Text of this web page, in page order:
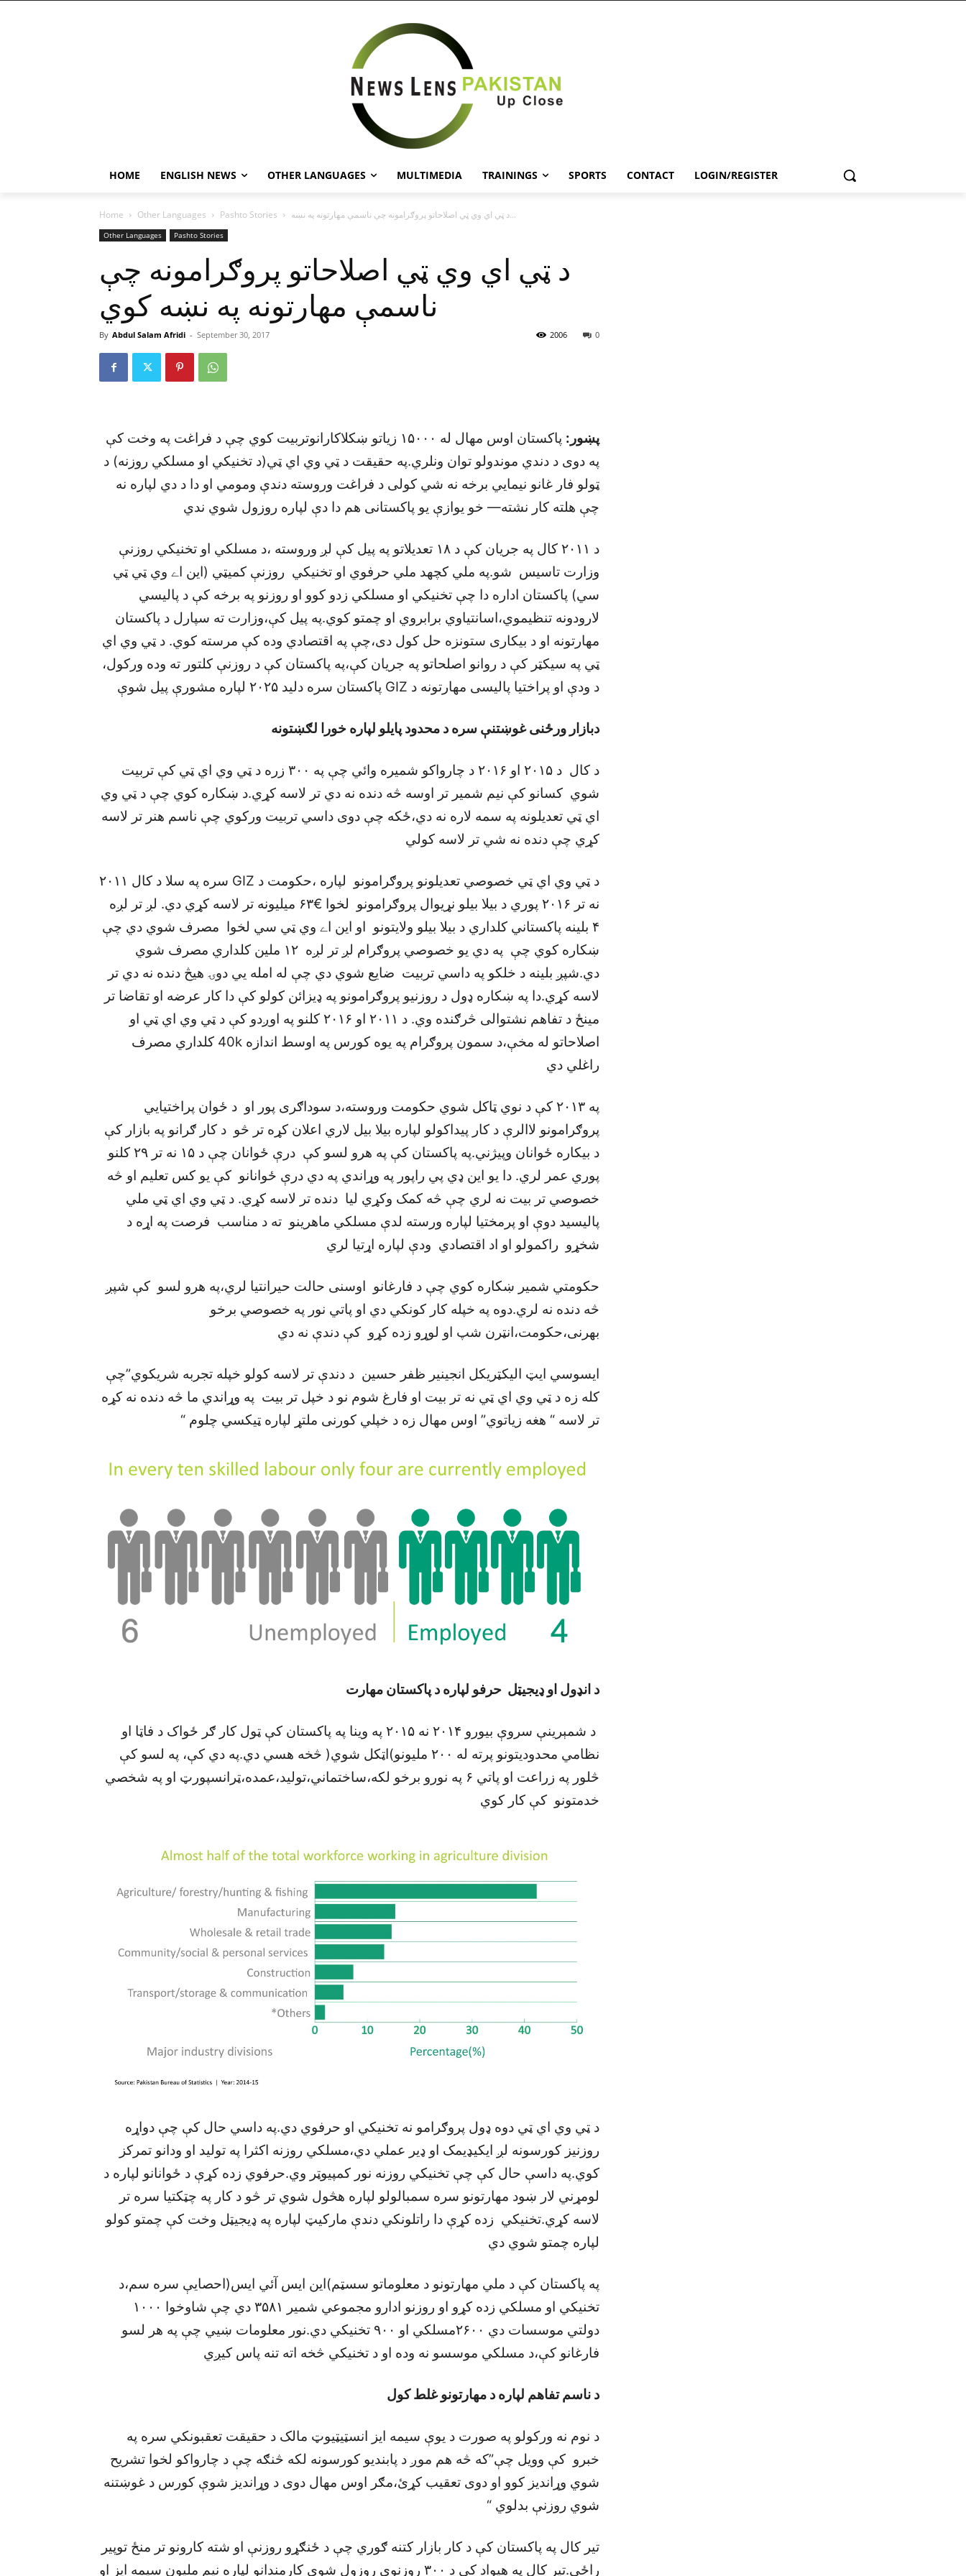
HOME ENGLISH NEWS OTHER LANGUAGES MULTIMEDIA TRAININGS SPORTS CONTACT LOGIN/REGISTER
Home Other Languages Pashto Stories د ټي اي وي ټي اصلاحاتو پروګرامونه چې ناسمې مهارتونه په نښه...
Other Languages Pashto Stories
د ټي اي وي ټي اصلاحاتو پروګرامونه چې
ناسمې مهارتونه په نښه کوي
By Abdul Salam Afridi - September 30, 2017 0
2006
پښور:
پاکستان اوس مهال له ۱۵۰۰۰ زياتو ښکلاکارانوتربيت کوي چې د فراغت په وخت کې
په دوی د دندي موندولو توان ونلري.په حقيقت د ټي وي اي ټي(د تخنيکي او مسلکي روزنه) د
ټولو فار غانو نيمايي برخه نه شي کولی د فراغت وروسته دندې ومومي او دا د دي لپاره نه
چې هلته کار نشته— خو يوازې يو پاکستانی هم دا دې لپاره روزول شوي ندي
د ۲۰۱۱ کال په جريان کې د ۱۸ تعديلاتو په پيل کې لږ وروسته ،د مسلکي او تخنيکي روزنې
وزارت تاسيس شو.په ملي کچهد ملي حرفوي او تخنيکي روزنې کميټي (اين اے وي ټي ټي
سي) پاکستان اداره دا چې تخنيکي او مسلکي زدو کوو او روزنو په برخه کې د پاليسي
لارودونه تنظيموي،اسانتياوي برابروي او چمتو کوي.په پيل کې،وزارت ته سپارل د پاکستان
مهارتونه او د بيکاری ستونزه حل کول دی،چې په اقتصادي وده کې مرسته کوي. د ټي وي اي
ټي په سيکټر کې د روانو اصلحاتو په جريان کې،په پاکستان کې د روزنې کلتور ته وده ورکول،
د ودې او پراختيا پاليسی مهارتونه د GIZ پاکستان سره دليد ۲۰۲۵ لپاره مشورې پيل شوې
دبازار ورځنی غوښتنې سره د محدود پايلو لپاره خورا لګښتونه
د کال د ۲۰۱۵ او ۲۰۱۶ د چارواکو شميره وائي چې په ۳۰۰ زره د ټي وي اي ټي کې تربيت
شوي کسانو کې نيم شمير تر اوسه څه دنده نه دي تر لاسه کړي.د ښکاره کوي چې د ټي وي
اي ټي تعديلونه په سمه لاره نه دي،ځکه چې دوی داسي تربيت ورکوي چې ناسم هنر تر لاسه
کړي چې دنده نه شي تر لاسه کولي
د ټي وي اي ټي خصوصي تعديلونو پروګرامونو لپاره ،حکومت د GIZ سره په سلا د کال ۲۰۱۱
نه تر ۲۰۱۶ پوري د بيلا بيلو نړيوال پروګرامونو لخوا €۶۳ ميليونه تر لاسه کړي دي. لږ تر لږه
۴ بلينه پاکستاني کلداري د بيلا بيلو ولايتونو او اين اے وي ټي سي لخوا مصرف شوي دي چې
ښکاره کوي چې په دي يو خصوصي پروګرام لږ تر لږه ۱۲ ملين کلداري مصرف شوي
دي.شپږ بلينه د خلکو په داسي تربيت ضايع شوي دي چې له امله يي دوۍ هيڅ دنده نه دي تر
لاسه کړي.دا په ښکاره ډول د روزنيو پروګرامونو په ډيزائن کولو کې دا کار عرضه او تقاضا تر
مينځ د تفاهم نشتوالی څرګنده وي. د ۲۰۱۱ او ۲۰۱۶ کلنو په اوږدو کې د ټي وي اي ټي او
اصلاحاتو له مخې،د سمون پروګرام په يوه کورس په اوسط اندازه 40k کلداري مصرف
راغلي دي
په ۲۰۱۳ کې د نوي ټاکل شوي حکومت وروسته،د سوداګری پور او د ځوان پراختيايي
پروګرامونو لاالرې د کار پيداکولو لپاره بيلا بيل لاري اعلان کړه تر څو د کار ګرانو په بازار کې
د بيکاره ځوانان وپيژني.په پاکستان کې په هرو لسو کې درې ځوانان چې د ۱۵ نه تر ۲۹ کلنو
پوري عمر لري. دا يو اين ډي پي راپور په وړاندي په دي درې ځوانانو کې يو کس تعليم او څه
خصوصي تر بيت نه لري چې څه کمک وکړي ليا دنده تر لاسه کړي. د ټي وي اي ټي ملي
پاليسيد دوې او پرمختيا لپاره ورسته لدې مسلکي ماهرينو ته د مناسب فرصت په اړه د
شخړو راکمولو او اد اقتصادي ودې لپاره اړتيا لري
حکومتي شمير ښکاره کوي چې د فارغانو اوسنی حالت حيرانتيا لري،په هرو لسو کې شپږ
څه دنده نه لري.دوه په خپله کار کونکي دي او پاتي نور په خصوصي برخو
بهرنی،حکومت،انټرن شپ او لوړو زده کړو کې دندې نه دي
ايسوسي ايټ اليکټريکل انجينير ظفر حسين د دندې تر لاسه کولو خپله تجربه شريکوي”چې
کله زه د ټي وي اي ټي نه تر بيت او فارغ شوم نو د خپل تر بيت په وړاندي ما څه دنده نه کړه
تر لاسه “ هغه زياتوي” اوس مهال زه د خپلي کورنی ملتړ لپاره ټيکسي چلوم “
د انډول او ډيجيټل حرفو لپاره د پاکستان مهارت
د شمېرينې سروې بيورو ۲۰۱۴ نه ۲۰۱۵ په وينا په پاکستان کې ټول کار ګر ځواک د فاټا او
نظامي محدوديتونو پرته له ۲۰۰ مليونو)اټکل شوي( څخه هسي دي.په دي کې، په لسو کې
څلور په زراعت او پاتي ۶ په نورو برخو لکه،ساختماني،توليد،عمده،ټرانسپورټ او په شخصي
خدمتونو کې کار کوي
د ټي وي اي ټي دوه ډول پروګرامو نه تخنيکي او حرفوي دي.په داسي حال کې چې دواړه
روزنيز کورسونه لږ ايکيډيمک او ډير عملي دي،مسلکي روزنه اکثرا په توليد او ودانو تمرکز
کوي.په داسې حال کې چې تخنيکي روزنه نور کمپيوټر وي.حرفوي زده کړې د ځوانانو لپاره د
لومړني لار ښود مهارتونو سره سمبالولو لپاره هڅول شوي تر څو د کار په چټکتيا سره تر
لاسه کړي.تخنيکي زده کړې دا راتلونکي دندې مارکيټ لپاره په ډيجيټل وخت کې چمتو کولو
لپاره چمتو شوي دي
په پاکستان کې د ملي مهارتونو د معلوماتو سسټم)اين ايس آئي ايس(احصايې سره سم،د
تخنيکي او مسلکي زده کړو او روزنو ادارو مجموعي شمير ۳۵۸۱ دي چې شاوخوا ۱۰۰۰
دولتي موسسات دي ۲۶۰۰مسلکي او ۹۰۰ تخنيکي دي.نور معلومات ښيي چې په هر لسو
فارغانو کې،د مسلکي موسسو نه وده او د تخنيکي څخه اته تنه پاس کيږي
د ناسم تفاهم لپاره د مهارتونو غلط کول
د نوم نه ورکولو په صورت د يوې سيمه ايز انسټيټيوټ مالک د حقيقت تعقبونکي سره په
خبرو کې وويل چې”که څه هم موږ د پابنديو کورسونه لکه څنګه چې د چارواکو لخوا تشريح
شوي وړانديز کوو او دوی تعقيب کړئ،مګر اوس مهال دوی د وړانديز شوې کورس د غوښتنه
شوي روزنې بدلوي “
تير کال په پاکستان کې د کار بازار کتنه ګوري چې د ځنګړو روزنې او شته کارونو تر منځ توپير
راځي.تير کال په هيواد کې د ۳۰۰ روزنوي روزول شوي کارمندانو لپاره نيم مليون سيمه ايز او